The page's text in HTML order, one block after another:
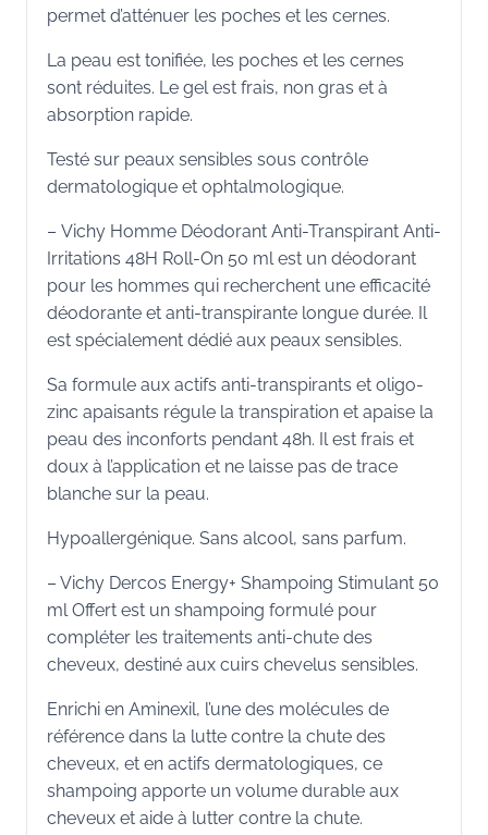
permet d’atténuer les poches et les cernes.
La peau est tonifiée, les poches et les cernes
sont réduites. Le gel est frais, non gras et à
absorption rapide.
Testé sur peaux sensibles sous contrôle
dermatologique et ophtalmologique.
– Vichy Homme Déodorant Anti-Transpirant Anti-
Irritations 48H Roll-On 50 ml est un déodorant
pour les hommes qui recherchent une efficacité
déodorante et anti-transpirante longue durée. Il
est spécialement dédié aux peaux sensibles.
Sa formule aux actifs anti-transpirants et oligo-
zinc apaisants régule la transpiration et apaise la
peau des inconforts pendant 48h. Il est frais et
doux à l’application et ne laisse pas de trace
blanche sur la peau.
Hypoallergénique. Sans alcool, sans parfum.
– Vichy Dercos Energy+ Shampoing Stimulant 50
ml Offert est un shampoing formulé pour
compléter les traitements anti-chute des
cheveux, destiné aux cuirs chevelus sensibles.
Enrichi en Aminexil, l’une des molécules de
référence dans la lutte contre la chute des
cheveux, et en actifs dermatologiques, ce
shampoing apporte un volume durable aux
cheveux et aide à lutter contre la chute.